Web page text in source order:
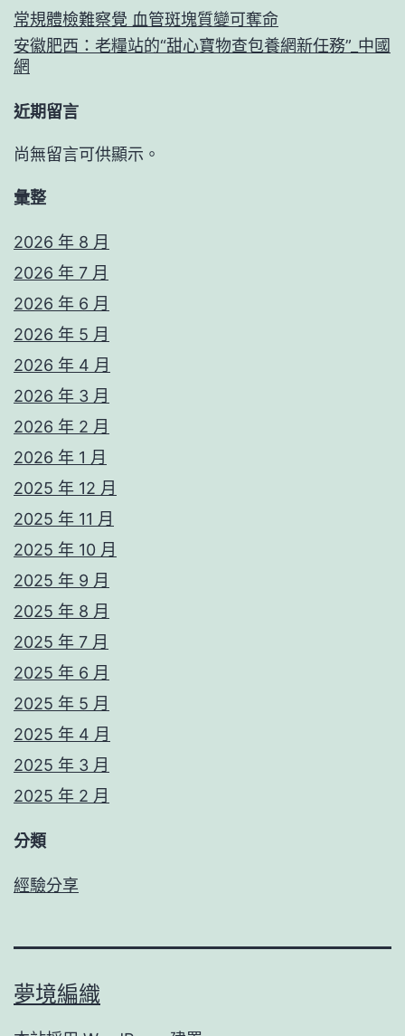
常規體檢難察覺 血管斑塊質變可奪命
安徽肥西：老糧站的“甜心寶物查包養網新任務”_中國
網
近期留言
尚無留言可供顯示。
彙整
2026 年 8 月
2026 年 7 月
2026 年 6 月
2026 年 5 月
2026 年 4 月
2026 年 3 月
2026 年 2 月
2026 年 1 月
2025 年 12 月
2025 年 11 月
2025 年 10 月
2025 年 9 月
2025 年 8 月
2025 年 7 月
2025 年 6 月
2025 年 5 月
2025 年 4 月
2025 年 3 月
2025 年 2 月
分類
經驗分享
夢境編織